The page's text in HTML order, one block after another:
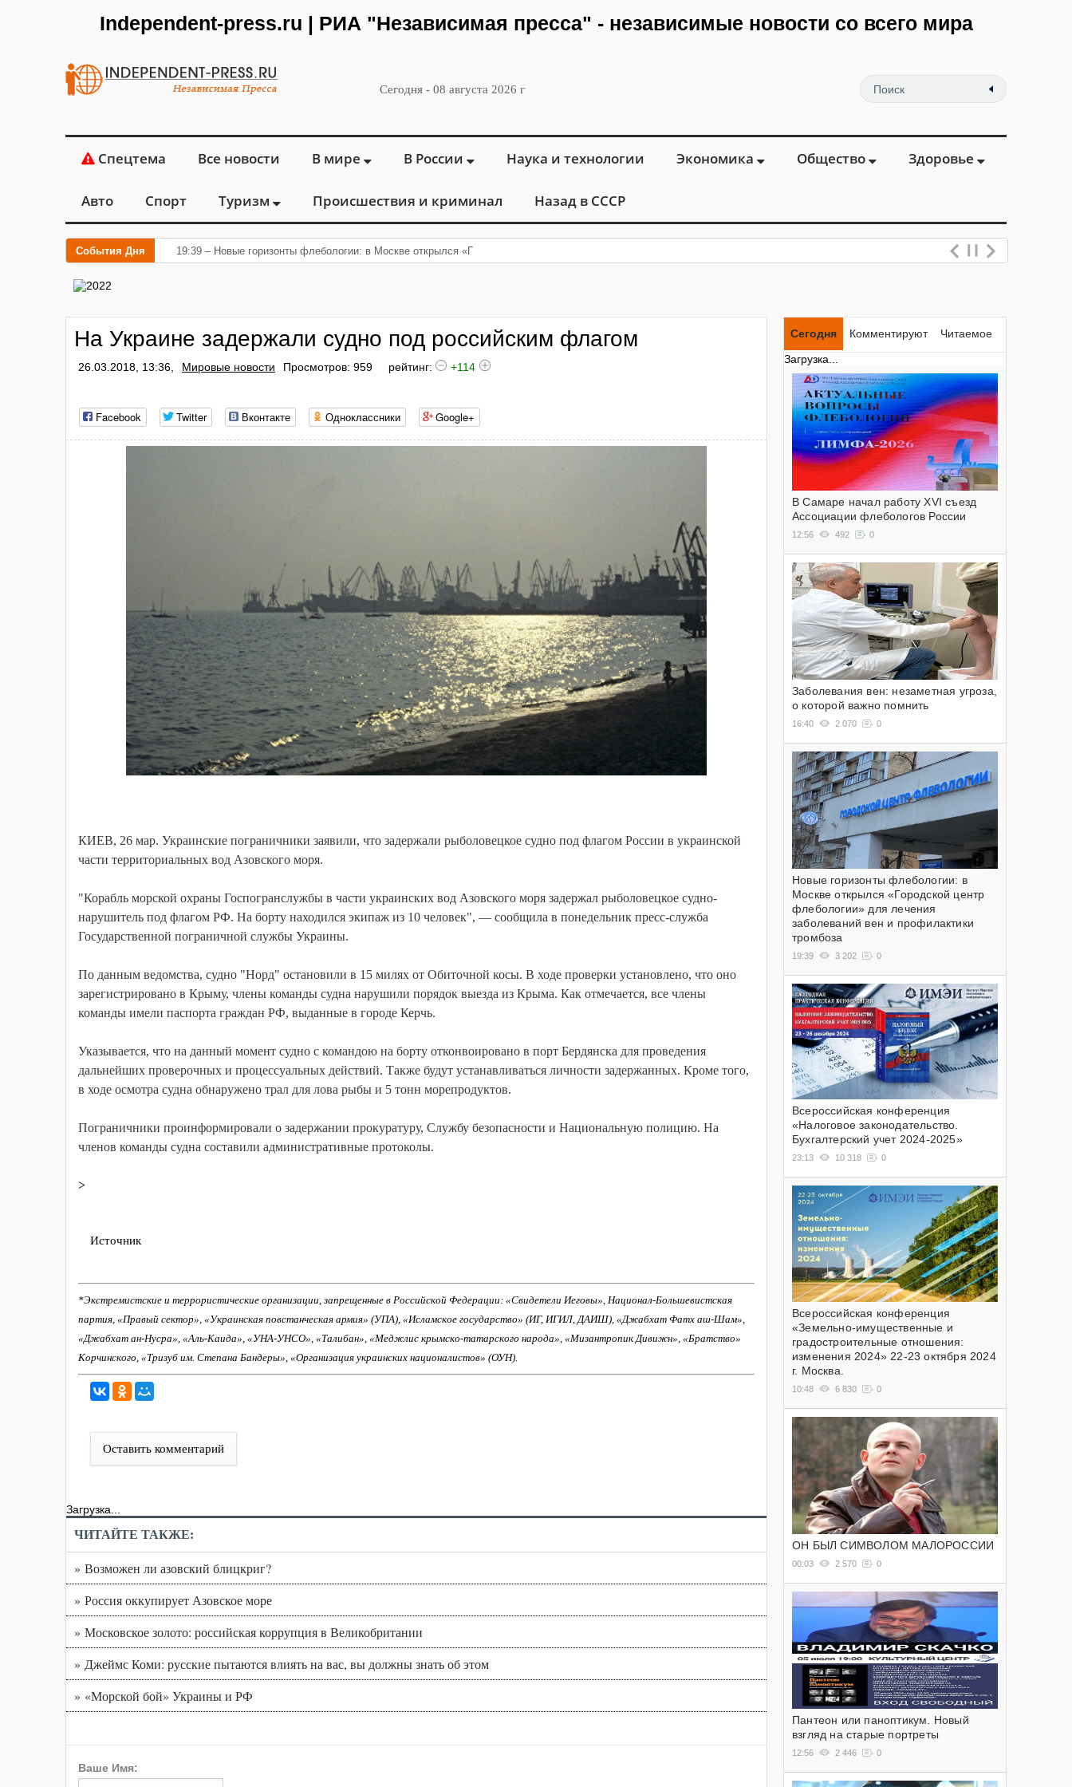
Independent-press.ru | РИА "Независимая пресса" - независимые новости со всего мира
Сегодня - 08 августа 2026 г
Спецтема Все новости В мире В России Наука и технологии Экономика Общество Здоровье
Авто Спорт Туризм Происшествия и криминал Назад в СССР
События Дня 19:39 – Новые горизонты флебологии: в Москве открылся «Городской центр флебологии» для
На Украине задержали судно под российским флагом
26.03.2018, 13:36, Мировые новости Просмотров: 959 рейтинг: +114
Facebook Twitter Вконтакте Одноклассники Google+
КИЕВ, 26 мар. Украинские пограничники заявили, что задержали рыболовецкое судно под флагом России в украинской
части территориальных вод Азовского моря.
"Корабль морской охраны Госпогранслужбы в части украинских вод Азовского моря задержал рыболовецкое судно-
нарушитель под флагом РФ. На борту находился экипаж из 10 человек", — сообщила в понедельник пресс-служба
Государственной пограничной службы Украины.
По данным ведомства, судно "Норд" остановили в 15 милях от Обиточной косы. В ходе проверки установлено, что оно
зарегистрировано в Крыму, члены команды судна нарушили порядок выезда из Крыма. Как отмечается, все члены
команды имели паспорта граждан РФ, выданные в городе Керчь.
Указывается, что на данный момент судно с командою на борту отконвоировано в порт Бердянска для проведения
дальнейших проверочных и процессуальных действий. Также будут устанавливаться личности задержанных. Кроме того,
в ходе осмотра судна обнаружено трал для лова рыбы и 5 тонн морепродуктов.
Пограничники проинформировали о задержании прокуратуру, Службу безопасности и Национальную полицию. На
членов команды судна составили административные протоколы.
>
Источник
*Экстремистские и террористические организации, запрещенные в Российской Федерации: «Свидетели Иеговы», Национал-Большевистская
партия, «Правый сектор», «Украинская повстанческая армия» (УПА), «Исламское государство» (ИГ, ИГИЛ, ДАИШ), «Джабхат Фатх аш-Шам»,
«Джабхат ан-Нусра», «Аль-Каида», «УНА-УНСО», «Талибан», «Меджлис крымско-татарского народа», «Мизантропик Дивижн», «Братство»
Корчинского, «Тризуб им. Степана Бандеры», «Организация украинских националистов» (ОУН).
Оставить комментарий
Загрузка...
ЧИТАЙТЕ ТАКЖЕ:
» Возможен ли азовский блицкриг?
» Россия оккупирует Азовское море
» Московское золото: российская коррупция в Великобритании
» Джеймс Коми: русские пытаются влиять на вас, вы должны знать об этом
» «Морской бой» Украины и РФ
Ваше Имя:
Сегодня Комментируют
Читаемое
Загрузка...
В Самаре начал работу XVI съезд
Ассоциации флебологов России
12:56 492 0
Заболевания вен: незаметная угроза,
о которой важно помнить
16:40 2 070 0
Новые горизонты флебологии: в
Москве открылся «Городской центр
флебологии» для лечения
заболеваний вен и профилактики
тромбоза
19:39 3 202 0
Всероссийская конференция
«Налоговое законодательство.
Бухгалтерский учет 2024-2025»
23:13 10 318 0
Всероссийская конференция
«Земельно-имущественные и
градостроительные отношения:
изменения 2024» 22-23 октября 2024
г. Москва.
10:48 6 830 0
ОН БЫЛ СИМВОЛОМ МАЛОРОССИИ
00:03 2 570 0
Пантеон или паноптикум. Новый
взгляд на старые портреты
12:56 2 446 0